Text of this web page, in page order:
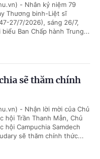
- Nhân kỷ niệm 79
Thương binh-Liệt sĩ
27/7/2026), sáng 26/7,
biểu Ban Chấp hành Trung...
sẽ thăm chính
- Nhận lời mời của Chủ
hội Trần Thanh Mẫn, Chủ
hội Campuchia Samdech
sẽ thăm chính thức...